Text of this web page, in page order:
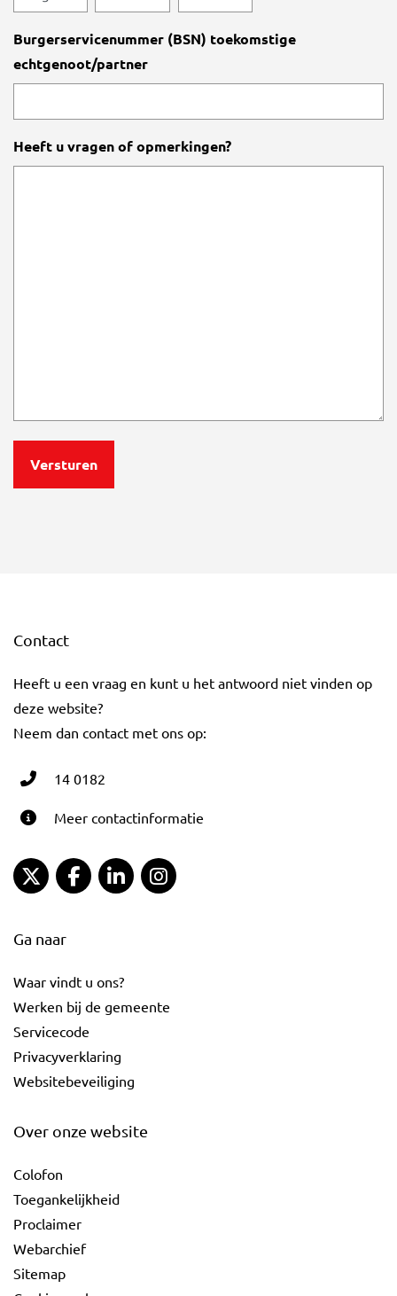
Burgerservicenummer (BSN) toekomstige
echtgenoot/partner
Heeft u vragen of opmerkingen?
Contact
Heeft u een vraag en kunt u het antwoord niet vinden op
deze website?
Neem dan contact met ons op:
14 0182
Meer contactinformatie
Gemeente Gouda Twitter
Gemeente Gouda Facebook
Gemeente Gouda LinkedIn
Ga naar
Waar vindt u ons?
Werken bij de gemeente
Servicecode
Privacyverklaring
Websitebeveiliging
Over onze website
Colofon
Toegankelijkheid
Proclaimer
Webarchief
Sitemap